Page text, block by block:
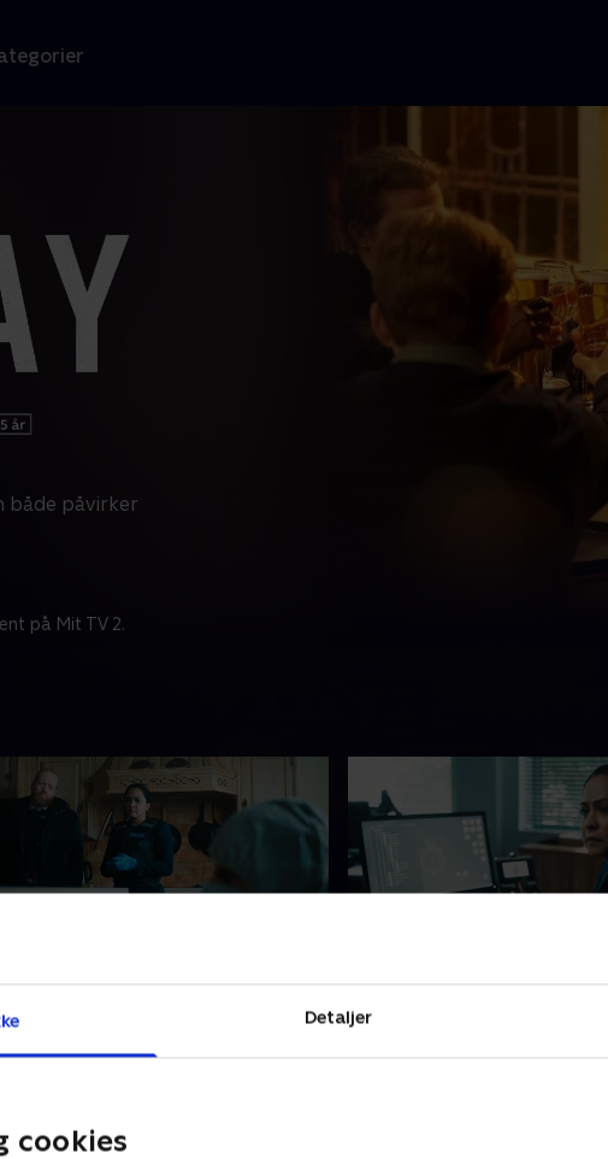
Detaljer
cookies
både påvirker
på Mit TV 2.
måneder efter sin suspendering
Rachita Ray tilbage til
politi for at efterforske
september 2024 • 46 min
Ray slår sig sammen med